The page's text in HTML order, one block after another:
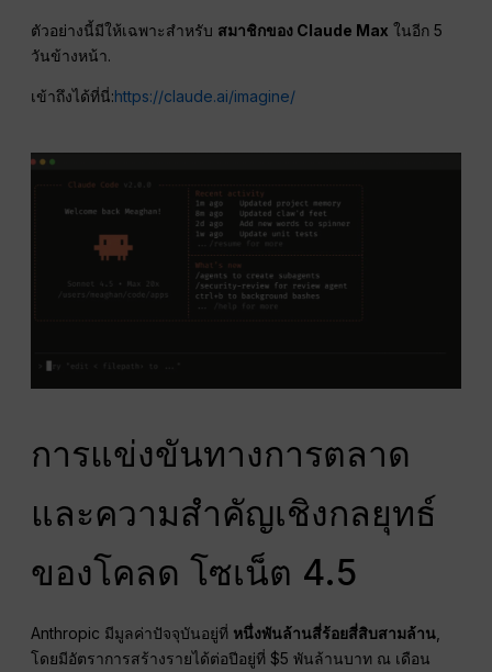
ตัวอย่างนี้มีให้เฉพาะสำหรับ สมาชิกของ Claude Max ในอีก 5
วันข้างหน้า.
เข้าถึงได้ที่นี่:https://claude.ai/imagine/
การแข่งขันทางการตลาด
และความสำคัญเชิงกลยุทธ์
ของโคลด โซเน็ต 4.5
Anthropic มีมูลค่าปัจจุบันอยู่ที่ หนึ่งพันล้านสี่ร้อยสี่สิบสามล้าน
โดยมีอัตราการสร้างรายได้ต่อปีอยู่ที่ $5 พันล้านบาท ณ เดือน